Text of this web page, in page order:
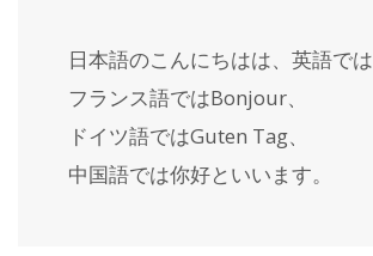
日本語のこんにちはは、英語では
フランス語ではBonjour、
ドイツ語ではGuten Tag、
中国語では你好といいます。